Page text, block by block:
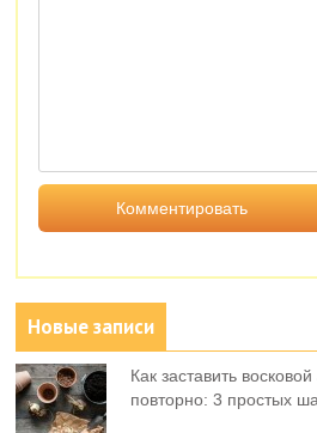
Новые записи
Как заставить
повторно: 3 простых